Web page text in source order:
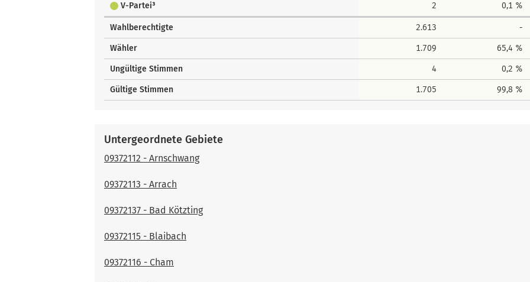
V-Partei³ 2 0,1 %
Wahlberechtigte 2.613 -
Wähler 1.709 65,4 %
Ungültige Stimmen 4 0,2 %
Gültige Stimmen 1.705 99,8 %
Untergeordnete Gebiete
09372112 - Arnschwang
09372113 - Arrach
09372137 - Bad Kötzting
09372115 - Blaibach
09372116 - Cham